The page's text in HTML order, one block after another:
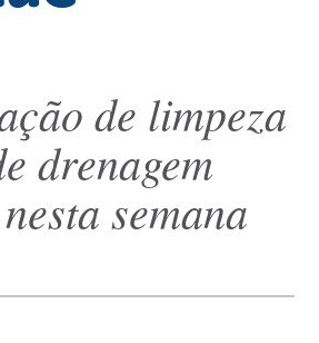
de limpeza
drenagem
semana